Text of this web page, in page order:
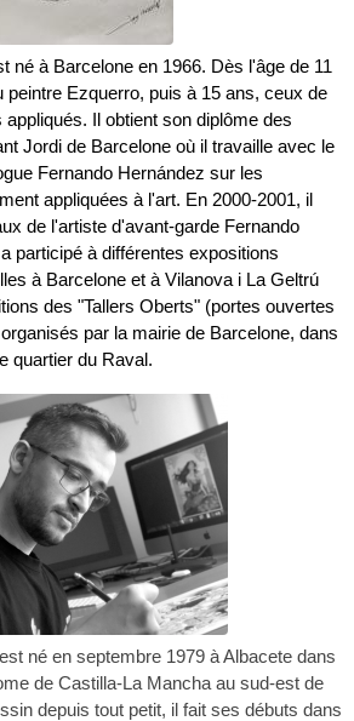
né à Barcelone en 1966. Dès l'âge de 11
peintre Ezquerro, puis à 15 ans, ceux de
appliqués. Il obtient son diplôme des
Jordi de Barcelone où il travaille avec le
Fernando Hernández sur les
appliquées à l'art. En 2000-2001, il
de l'artiste d'avant-garde Fernando
participé à différentes expositions
à Barcelone et à Vilanova i La Geltrú
des "Tallers Oberts" (portes ouvertes
par la mairie de Barcelone, dans
quartier du Raval.
est né en septembre 1979 à Albacete dans
de Castilla-La Mancha au sud-est de
depuis tout petit, il fait ses débuts dans